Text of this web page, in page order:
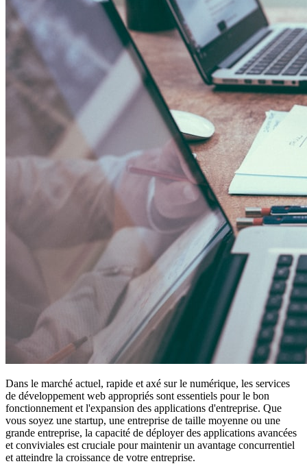
Dans le marché actuel, rapide et axé sur le numérique, les services
de développement web appropriés sont essentiels pour le bon
fonctionnement et l'expansion des applications d'entreprise. Que
vous soyez une startup, une entreprise de taille moyenne ou une
grande entreprise, la capacité de déployer des applications avancées
et conviviales est cruciale pour maintenir un avantage concurrentiel
et atteindre la croissance de votre entreprise.